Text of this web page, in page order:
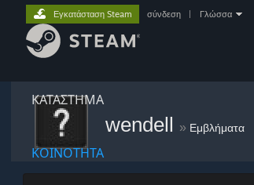
ΚΑΤΑΣΤΗΜΑ
ΚΟΙΝΟΤΗΤΑ
Εγκατάσταση Steam σύνδεση Γλώσσα
wendell » Εμβλήματα